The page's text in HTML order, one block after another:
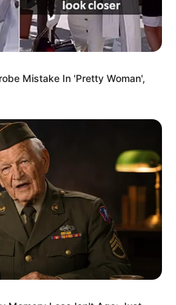
Mistake In 'Pretty Woman',